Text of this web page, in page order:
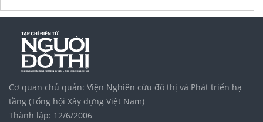
Tập đoàn Bcons Group
Cơ quan chủ quản: Viện Nghiên cứu đô thị và Phát triển hạ
tầng (Tổng hội Xây dựng Việt Nam)
Thành lập: 12/6/2006